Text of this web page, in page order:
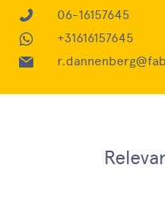
06-16157645
+31616157645